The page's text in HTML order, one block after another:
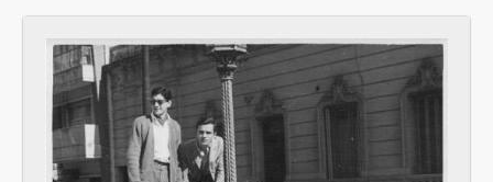
[Serie] Corresponencia